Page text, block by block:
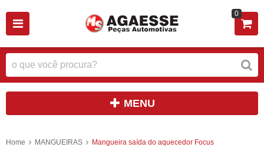
0
MENU
Home MANGUEIRAS Mangueira saída do aquecedor Focus